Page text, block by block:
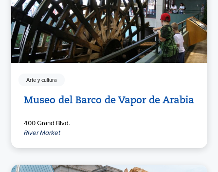
Arte y cultura
Museo del Barco de Vapor de Arabia
400 Grand Blvd.
River Market